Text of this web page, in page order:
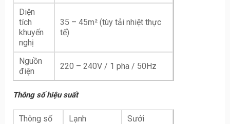
Diện
tích
khuyến
nghị
35 – 45m² (tùy tải nhiệt thực
tế)
Nguồn
điện
220 – 240V / 1 pha / 50Hz
Thông số hiệu suất
Thông số Lạnh
Sưởi